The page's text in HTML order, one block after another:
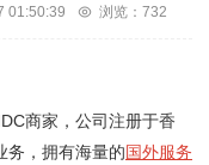
01:50:39 浏览：732
商家，公司注册于香
务，拥有海量的国外服务